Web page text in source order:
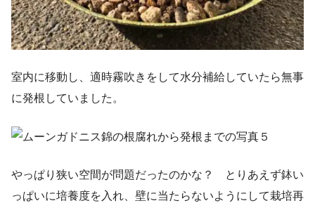
室内に移動し、適時霧吹きをして水分補給していたら無事
に発根していました。
やっぱり狭い空間が問題だったのかな？ とりあえず鉢い
っぱいに培養度を入れ、壁に当たらないようにして栽培再